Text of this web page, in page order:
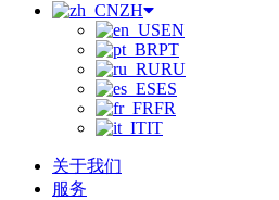
ZH
EN
PT
RU
ES
FR
IT
关于我们
服务